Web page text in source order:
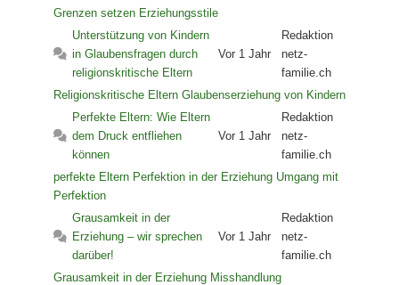
Grenzen setzen Erziehungsstile
Unterstützung von Kindern
in Glaubensfragen durch
religionskritische Eltern
Vor 1 Jahr
Redaktion
netz-
familie.ch
Religionskritische Eltern Glaubenserziehung von Kindern
Perfekte Eltern: Wie Eltern
dem Druck entfliehen
können
Vor 1 Jahr
Redaktion
netz-
familie.ch
perfekte Eltern Perfektion in der Erziehung Umgang mit
Perfektion
Grausamkeit in der
Erziehung – wir sprechen
darüber!
Vor 1 Jahr
Redaktion
netz-
familie.ch
Grausamkeit in der Erziehung Misshandlung